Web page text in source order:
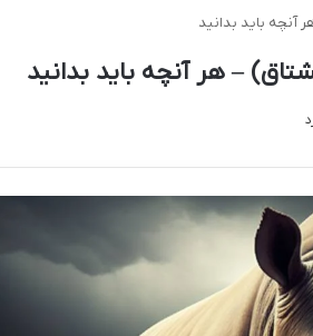
باید بدانید
– هر آنچه باید بدانید